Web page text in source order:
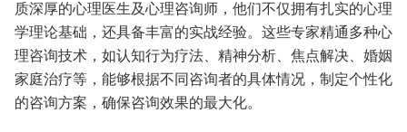
质深厚的心理医生及心理咨询师，他们不仅拥有扎实的心理
学理论基础，还具备丰富的实战经验。这些专家精通多种心
理咨询技术，如认知行为疗法、精神分析、焦点解决、婚姻
家庭治疗等，能够根据不同咨询者的具体情况，制定个性化
的咨询方案，确保咨询效果的最大化。